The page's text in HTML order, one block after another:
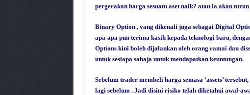
pergerakan harga sesuatu aset naik? atau ia akan
Binary Option , yang dikenali juga sebagai Digital
apa-apa pun terima kasih kepada teknologi baru,
Options kini boleh dijalankan oleh orang ramai dan
untuk sesiapa sahaja untuk mendapatkan keuntungan.
Sebelum trader membeli harga semasa ‘assets’
lagi sebelum . Jadi disini risiko telah diketahui awal-